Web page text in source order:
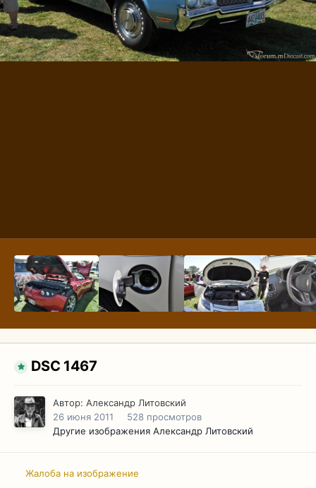
DSC 1467
Автор: Александр Литовский
26 июня 2011
528 просмотров
Другие изображения Александр Литовский
Жалоба на изображение